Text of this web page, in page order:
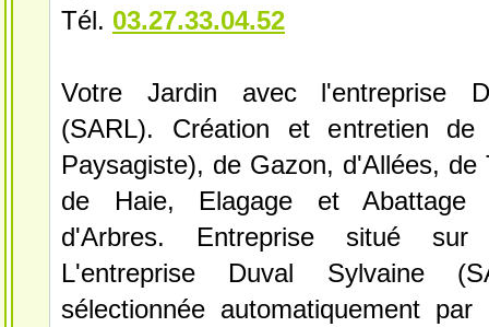
Tél. 03.27.33.04.52
Votre Jardin avec l'entreprise
(SARL). Création et entretien de
Paysagiste), de Gazon, d'Allées, de
de Haie, Elagage et Abattage
d'Arbres. Entreprise situé sur
L'entreprise Duval Sylvaine
sélectionnée automatiquement par